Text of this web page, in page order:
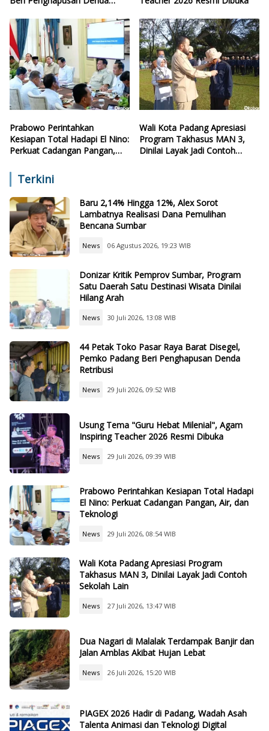
Prabowo Perintahkan
Kesiapan Total Hadapi El Nino:
Perkuat Cadangan Pangan,
Wali Kota Padang Apresiasi
Program Takhasus MAN 3,
Dinilai Layak Jadi Contoh
Terkini
Baru 2,14% Hingga 12%, Alex Sorot
Lambatnya Realisasi Dana Pemulihan
Bencana Sumbar
News 06 Agustus 2026, 19:23 WIB
Donizar Kritik Pemprov Sumbar, Program
Satu Daerah Satu Destinasi Wisata Dinilai
Hilang Arah
News 30 Juli 2026, 13:08 WIB
44 Petak Toko Pasar Raya Barat Disegel,
Pemko Padang Beri Penghapusan Denda
Retribusi
News 29 Juli 2026, 09:52 WIB
Usung Tema "Guru Hebat Milenial", Agam
Inspiring Teacher 2026 Resmi Dibuka
News 29 Juli 2026, 09:39 WIB
Prabowo Perintahkan Kesiapan Total Hadapi
El Nino: Perkuat Cadangan Pangan, Air, dan
Teknologi
News 29 Juli 2026, 08:54 WIB
Wali Kota Padang Apresiasi Program
Takhasus MAN 3, Dinilai Layak Jadi Contoh
Sekolah Lain
News 27 Juli 2026, 13:47 WIB
Dua Nagari di Malalak Terdampak Banjir dan
Jalan Amblas Akibat Hujan Lebat
News 26 Juli 2026, 15:20 WIB
PIAGEX 2026 Hadir di Padang, Wadah Asah
Talenta Animasi dan Teknologi Digital